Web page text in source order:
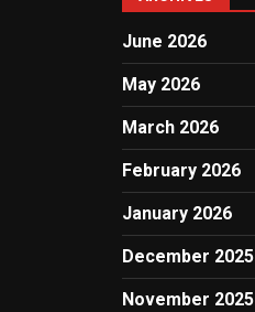
June 2026
May 2026
March 2026
February 2026
January 2026
December 2025
November 2025